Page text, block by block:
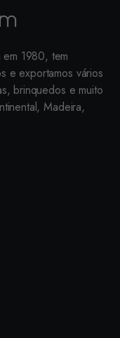
1980, tem
e exportamos vários
brinquedos e muito
Madeira,